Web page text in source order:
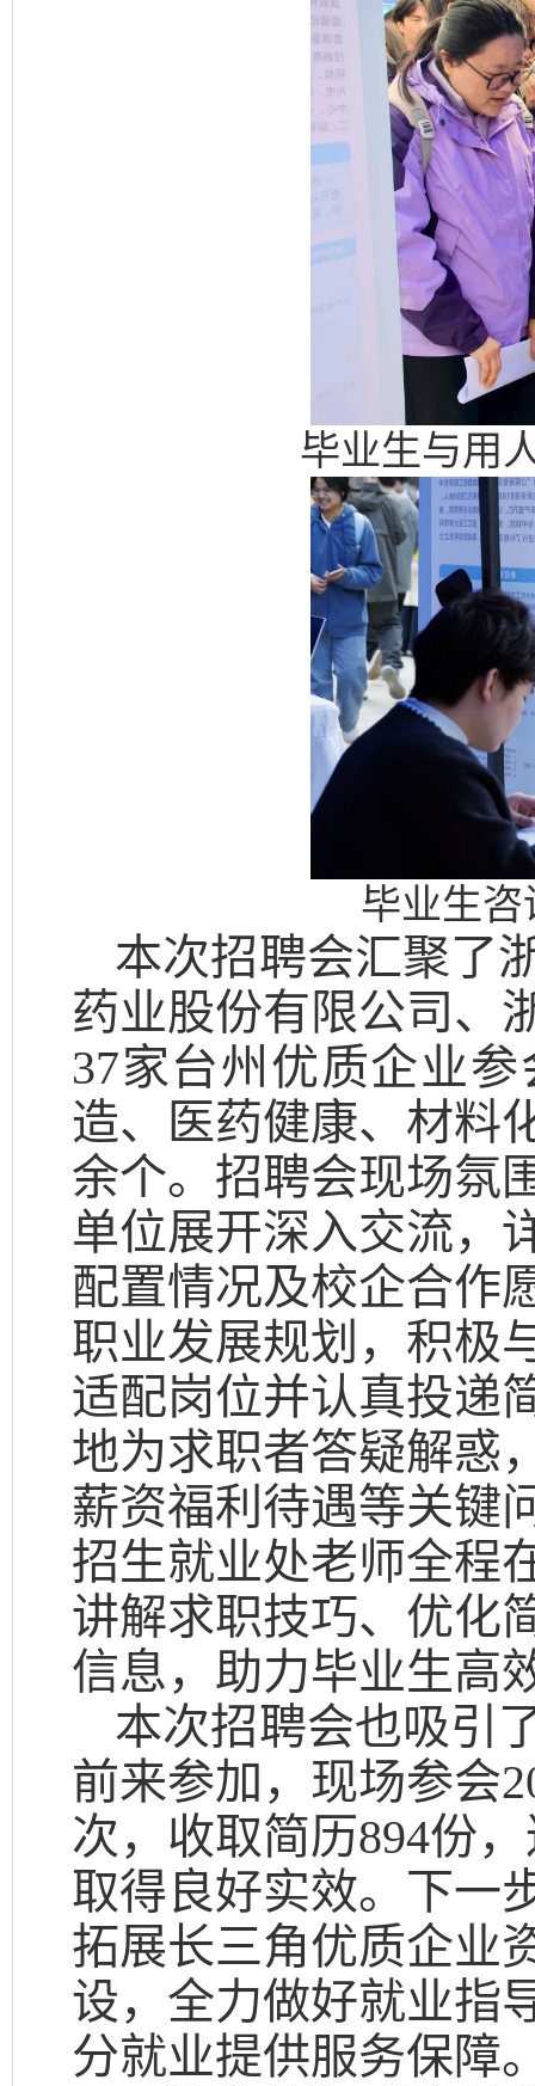
毕业生与用
毕业生
本次招聘会汇聚了
药业股份有限公司、
37家台州优质企业
造、医药健康、材料
余个。招聘会现场氛
单位展开深入交流，
配置情况及校企合作
职业发展规划，积极
适配岗位并认真投递
地为求职者答疑解惑
薪资福利待遇等关键
招生就业处老师全程
讲解求职技巧、优化
信息，助力毕业生高
本次招聘会也吸引
前来参加，现场参会
次，收取简历894份
取得良好实效。下一
拓展长三角优质企业
设，全力做好就业指
分就业提供服务保障